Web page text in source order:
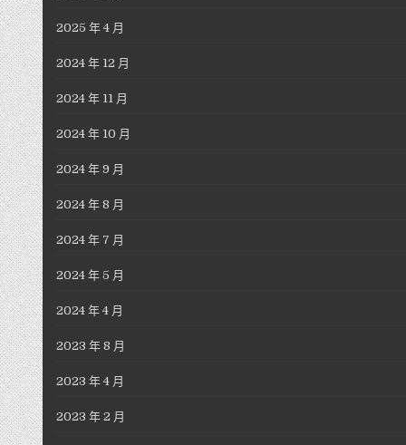
2025 年 4 月
2024 年 12 月
2024 年 11 月
2024 年 10 月
2024 年 9 月
2024 年 8 月
2024 年 7 月
2024 年 5 月
2024 年 4 月
2023 年 8 月
2023 年 4 月
2023 年 2 月